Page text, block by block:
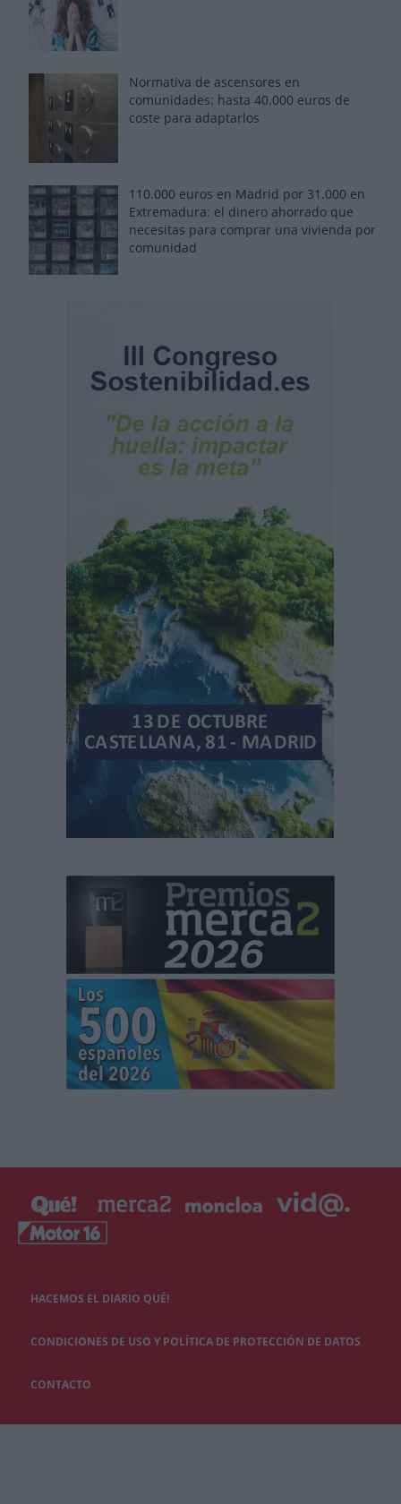
Normativa de ascensores en
comunidades: hasta 40.000 euros de
coste para adaptarlos
110.000 euros en Madrid por 31.000 en
Extremadura: el dinero ahorrado que
necesitas para comprar una vivienda por
comunidad
HACEMOS EL DIARIO QUÉ!
CONDICIONES DE USO Y POLÍTICA DE PROTECCIÓN DE DATOS
CONTACTO